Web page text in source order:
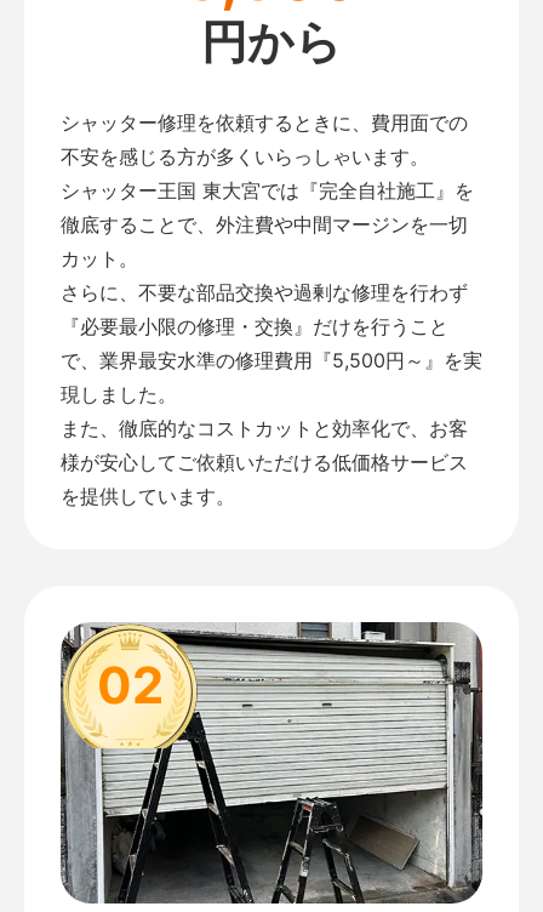
円から
シャッター修理を依頼するときに、費用面での
不安を感じる方が多くいらっしゃいます。
シャッター王国 東大宮では『完全自社施工』を
徹底することで、外注費や中間マージンを一切
カット。
さらに、不要な部品交換や過剰な修理を行わず
『必要最小限の修理・交換』だけを行うこと
で、業界最安水準の修理費用『5,500円～』を実
現しました。
また、徹底的なコストカットと効率化で、お客
様が安心してご依頼いただける低価格サービス
を提供しています。
02